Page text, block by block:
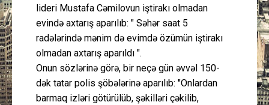
lideri Mustafa Cəmilovun iştirakı olmadan
evində axtarış aparılıb: " Səhər saat 5
radələrində mənim də evimdə özümün iştirakı
olmadan axtarış aparıldı ".
Onun sözlərinə görə, bir neçə gün əvvəl 150-
dək tatar polis şöbələrinə aparılıb: "Onlardan
barmaq izləri götürülüb, şəkilləri çəkilib,